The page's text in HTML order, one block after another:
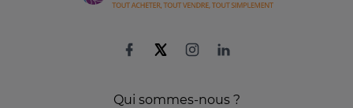
Qui sommes-nous ?